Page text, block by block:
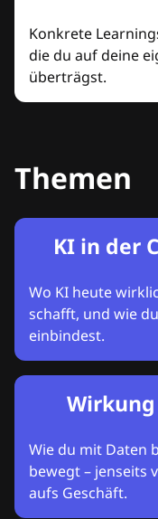
Konkrete
die du auf deine
überträgst.
Themen
KI in der
Wo KI heute
schafft, und wie
einbindest.
Wie du mit Daten
bewegt – jenseits
aufs Geschäft.